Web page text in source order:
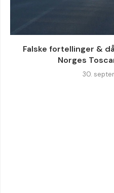
Falske fortellinger &
Norges
30.